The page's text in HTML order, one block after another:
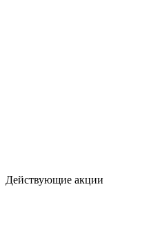
Действующие акции